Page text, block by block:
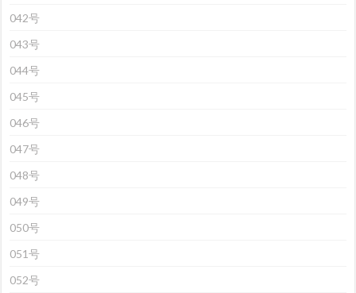
042号
043号
044号
045号
046号
047号
048号
049号
050号
051号
052号